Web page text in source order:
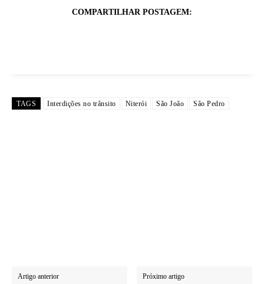
COMPARTILHAR POSTAGEM:
TAGS Interdições no trânsito Niterói São João São Pedro
Artigo anterior Próximo artigo